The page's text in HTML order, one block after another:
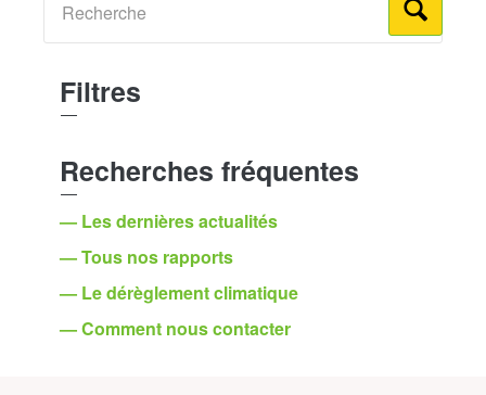
Filtres
Recherches fréquentes
— Les dernières actualités
— Tous nos rapports
— Le dérèglement climatique
— Comment nous contacter